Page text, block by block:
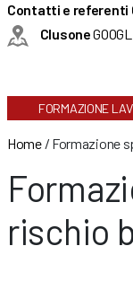
Contatti e referenti
Clusone
FORMAZIONE
Home/ Formazione
rischio